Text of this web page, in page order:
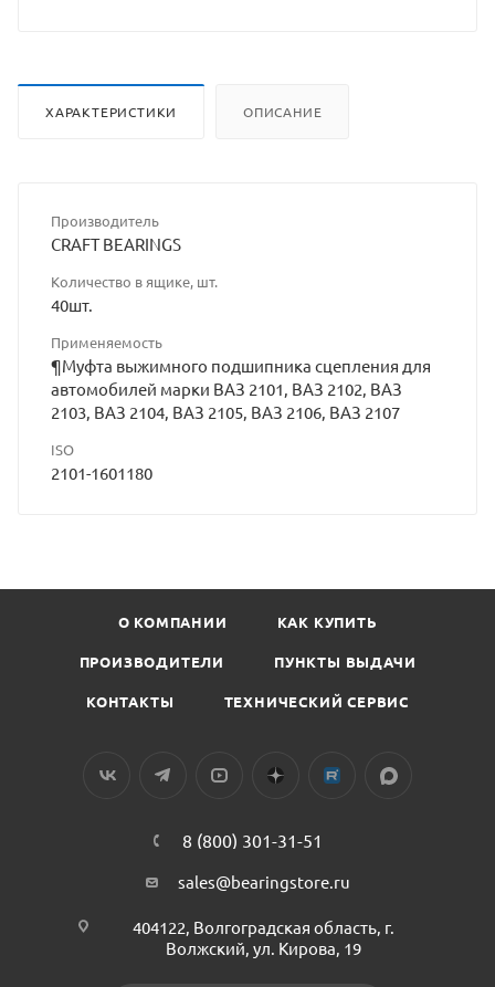
ХАРАКТЕРИСТИКИ ОПИСАНИЕ
Производитель
CRAFT BEARINGS
Количество в ящике, шт.
40шт.
Применяемость
¶Муфта выжимного подшипника сцепления для
автомобилей марки ВАЗ 2101, ВАЗ 2102, ВАЗ
2103, ВАЗ 2104, ВАЗ 2105, ВАЗ 2106, ВАЗ 2107
ISO
2101-1601180
О КОМПАНИИ КАК КУПИТЬ
ПРОИЗВОДИТЕЛИ ПУНКТЫ ВЫДАЧИ
КОНТАКТЫ ТЕХНИЧЕСКИЙ СЕРВИС
8 (800) 301-31-51
sales@bearingstore.ru
404122, Волгоградская область, г.
Волжский, ул. Кирова, 19